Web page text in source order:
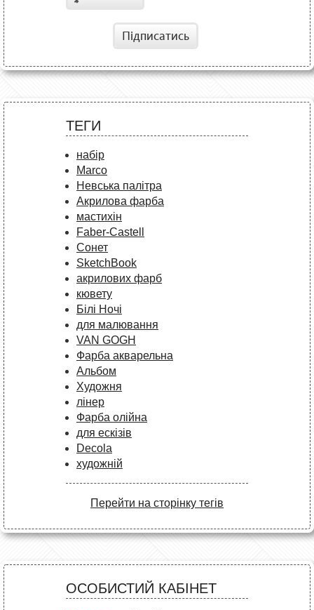
Підписатись
ТЕГИ
набір
Marco
Невська палітра
Акрилова фарба
мастихін
Faber-Castell
Сонет
SketchBook
акрилових фарб
кювету
Білі Ночі
для малювання
VAN GOGH
Фарба акварельна
Альбом
Художня
лінер
Фарба олійна
для ескізів
Decola
художній
Перейти на сторінку тегів
ОСОБИСТИЙ КАБІНЕТ